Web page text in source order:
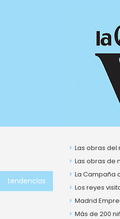
tendencias
Las obras
Las obras de
La Campaña
Los reyes
Madrid
Más de 200